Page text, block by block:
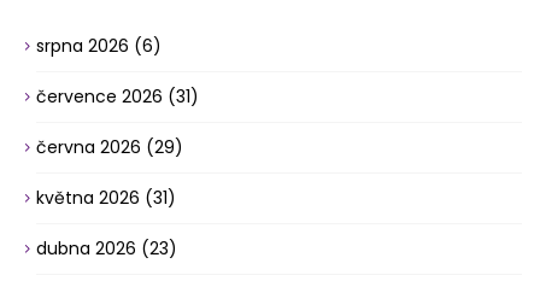
srpna 2026 (6)
července 2026 (31)
června 2026 (29)
května 2026 (31)
dubna 2026 (23)